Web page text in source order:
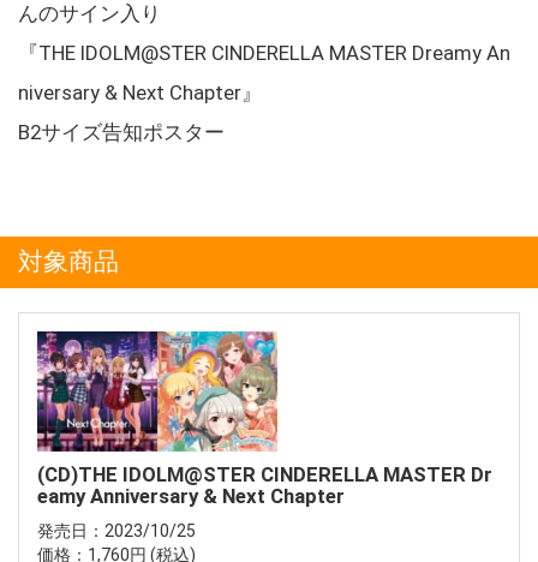
んのサイン入り
『THE IDOLM@STER CINDERELLA MASTER Dreamy An
niversary & Next Chapter』
B2サイズ告知ポスター
対象商品
(CD)THE IDOLM@STER CINDERELLA MASTER Dr
eamy Anniversary & Next Chapter
発売日：2023/10/25
価格：1,760円 (税込)